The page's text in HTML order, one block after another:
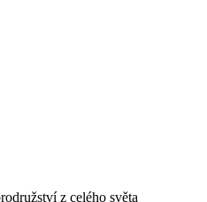
z celého světa